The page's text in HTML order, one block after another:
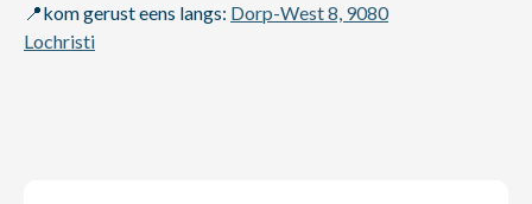
📍kom gerust eens langs: Dorp-West 8, 9080
Lochristi